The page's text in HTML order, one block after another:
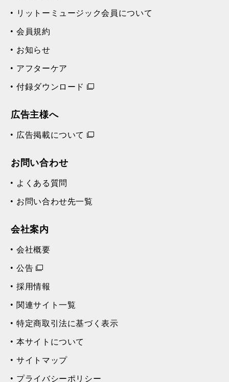
リットーミュージック会員について
会員規約
お知らせ
アフターケア
付録ダウンロード
広告主様へ
広告掲載について
お問い合わせ
よくある質問
お問い合わせ先一覧
会社案内
会社概要
公告
採用情報
関連サイト一覧
特定商取引法に基づく表示
本サイトについて
サイトマップ
プライバシーポリシー